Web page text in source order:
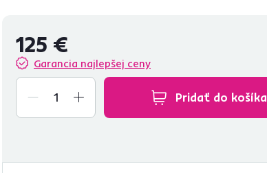
125 €
Garancia najlepšej ceny
Pridať do košíka